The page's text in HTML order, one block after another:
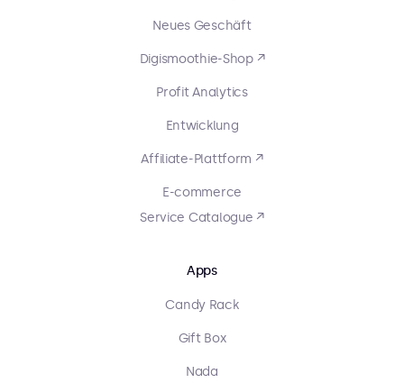
Neues Geschäft
Digismoothie-Shop ↗
Profit Analytics
Entwicklung
Affiliate-Plattform ↗
E-commerce
Service Catalogue ↗
Apps
Candy Rack
Gift Box
Nada